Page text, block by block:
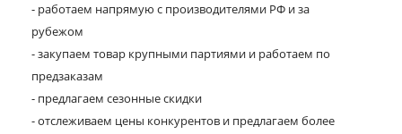
- работаем напрямую с производителями РФ и за
рубежом
- закупаем товар крупными партиями и работаем по
предзаказам
- предлагаем сезонные скидки
- отслеживаем цены конкурентов и предлагаем более